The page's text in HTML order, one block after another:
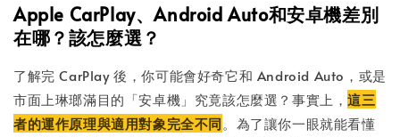
Apple CarPlay、Android Auto和安卓機差別
在哪？該怎麼選？
了解完 CarPlay 後，你可能會好奇它和 Android Auto，或是
市面上琳瑯滿目的「安卓機」究竟該怎麼選？事實上，這三
者的運作原理與適用對象完全不同。為了讓你一眼就能看懂